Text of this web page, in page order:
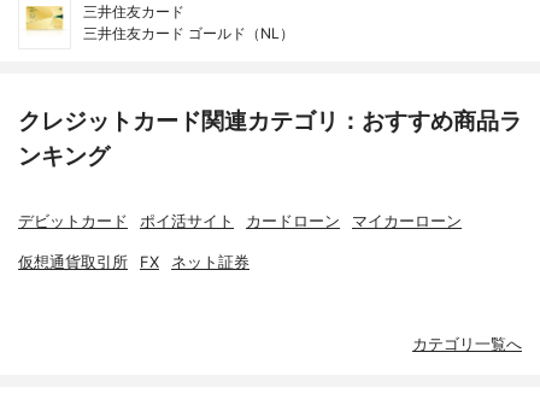
三井住友カード
三井住友カード ゴールド（NL）
クレジットカード関連カテゴリ：おすすめ商品ラ
ンキング
デビットカード ポイ活サイト カードローン マイカーローン
仮想通貨取引所 FX ネット証券
カテゴリ一覧へ